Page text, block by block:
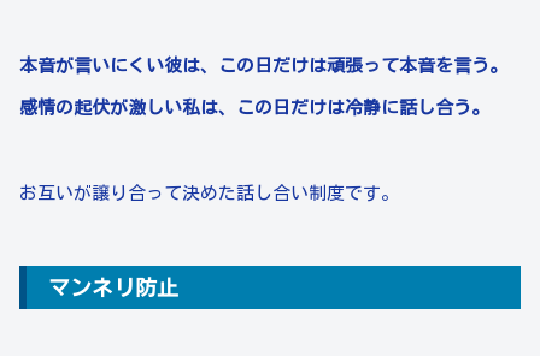
本音が言いにくい彼は、この日だけは頑張って本音を言う。
感情の起伏が激しい私は、この日だけは冷静に話し合う。
お互いが譲り合って決めた話し合い制度です。
マンネリ防止